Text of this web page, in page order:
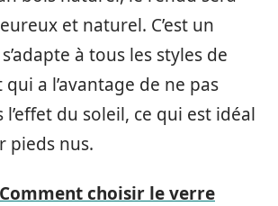
et naturel. C’est un
à tous les styles de
a l’avantage de ne pas
du soleil, ce qui est idéal
pieds nus.
Comment choisir le verre